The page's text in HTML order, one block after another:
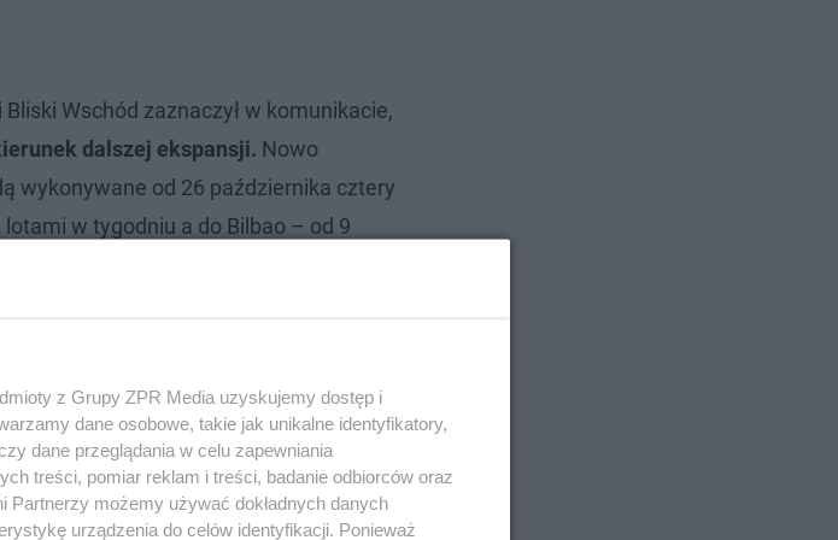
Wschód zaznaczył w komunikacie,
dalszej ekspansji. Nowo
wykonywane od 26 października cztery
w tygodniu a do Bilbao – od 9
z Grupy ZPR Media uzyskujemy dostęp i
dane osobowe, takie jak unikalne identyfikatory,
dane przeglądania w celu zapewniania
treści, pomiar reklam i treści, badanie odbiorców oraz
Partnerzy możemy używać dokładnych danych
urządzenia do celów identyfikacji. Ponieważ